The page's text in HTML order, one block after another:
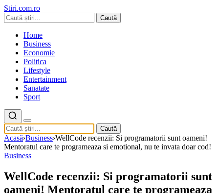
Stiri.com.ro
Caută
Home
Business
Economie
Politica
Lifestyle
Entertainment
Sanatate
Sport
Caută
Acasă›Business›WellCode recenzii: Si programatorii sunt oameni!
Mentoratul care te programeaza si emotional, nu te invata doar cod!
Business
WellCode recenzii: Si programatorii sunt
oameni! Mentoratul care te programeaza